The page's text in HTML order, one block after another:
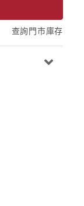
查詢門市庫存